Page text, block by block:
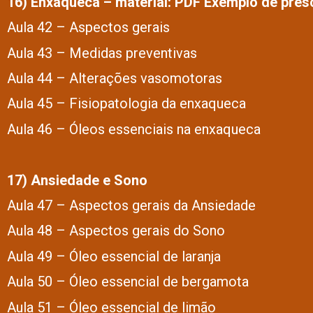
Aula 42 – Aspectos gerais
Aula 43 – Medidas preventivas
Aula 44 – Alterações vasomotoras
Aula 45 – Fisiopatologia da enxaqueca
Aula 46 – Óleos essenciais na enxaqueca
17) Ansiedade e Sono
Aula 47 – Aspectos gerais da Ansiedade
Aula 48 – Aspectos gerais do Sono
Aula 49 – Óleo essencial de laranja
Aula 50 – Óleo essencial de bergamota
Aula 51 – Óleo essencial de limão